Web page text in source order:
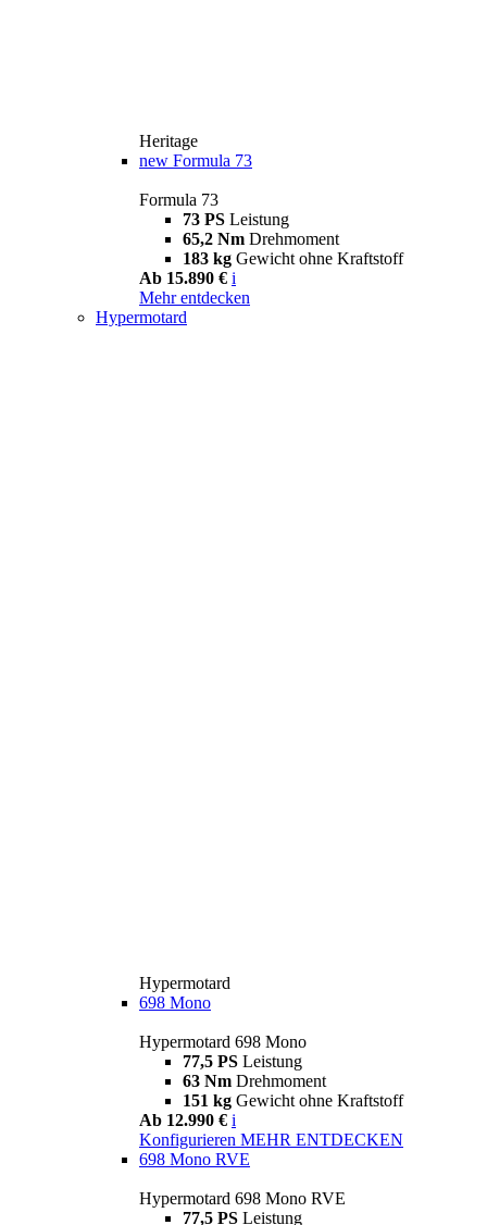
Heritage
new Formula 73
Formula 73
73 PS Leistung
65,2 Nm Drehmoment
183 kg Gewicht ohne Kraftstoff
Ab 15.890 € i
Mehr entdecken
Hypermotard
Hypermotard
698 Mono
Hypermotard 698 Mono
77,5 PS Leistung
63 Nm Drehmoment
151 kg Gewicht ohne Kraftstoff
Ab 12.990 € i
Konfigurieren MEHR ENTDECKEN
698 Mono RVE
Hypermotard 698 Mono RVE
77,5 PS Leistung